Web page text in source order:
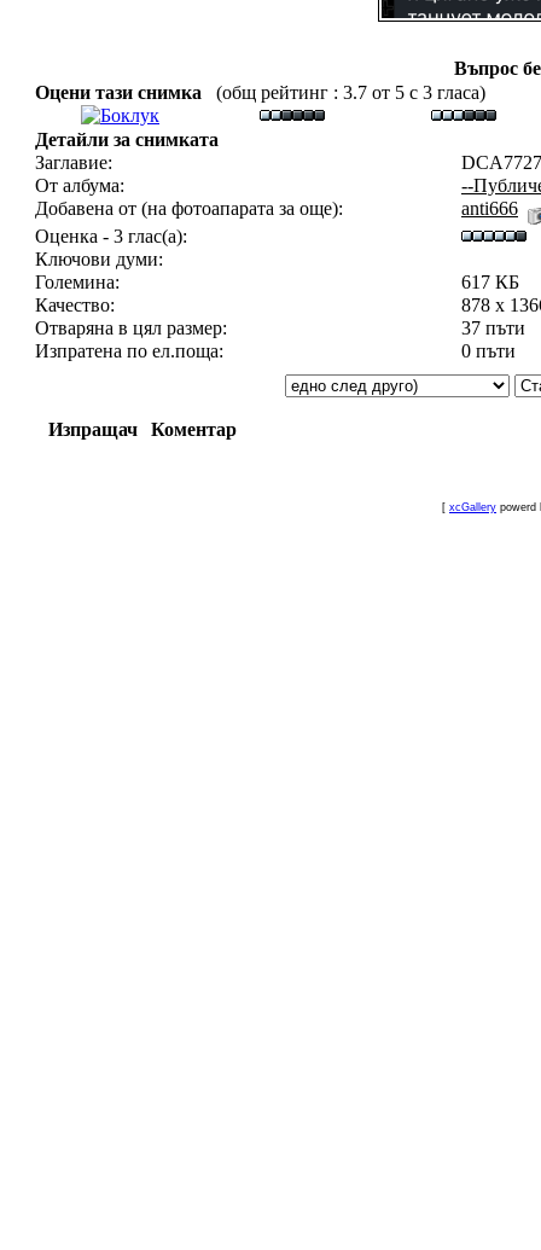
Въпрос
Оцени тази снимка
(общ рейтинг : 3.7 от 5 с 3 гласа)
Детайли за снимката
Заглавие:
От албума:
--
Добавена от (на фотоапарата за още):
anti666
Оценка - 3 глас(а):
Ключови думи:
Големина:
617 КБ
Качество:
878 x
Отваряна в цял размер:
37 пъти
Изпратена по ел.поща:
0 пъти
Изпращач Коментар
[ xcGallery